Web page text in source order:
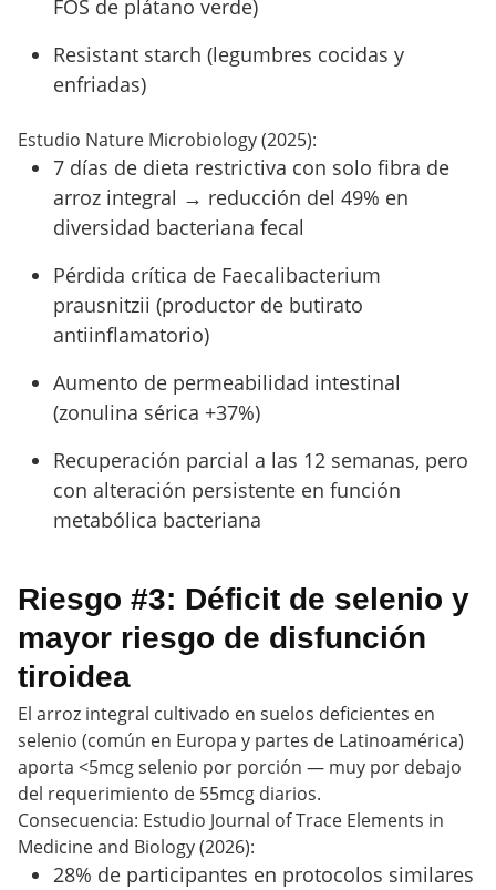
FOS de plátano verde)
Resistant starch (legumbres cocidas y
enfriadas)
Estudio Nature Microbiology (2025):
7 días de dieta restrictiva con solo fibra de
arroz integral → reducción del 49% en
diversidad bacteriana fecal
Pérdida crítica de Faecalibacterium
prausnitzii (productor de butirato
antiinflamatorio)
Aumento de permeabilidad intestinal
(zonulina sérica +37%)
Recuperación parcial a las 12 semanas, pero
con alteración persistente en función
metabólica bacteriana
Riesgo #3: Déficit de selenio y
mayor riesgo de disfunción
tiroidea
El arroz integral cultivado en suelos deficientes en
selenio (común en Europa y partes de Latinoamérica)
aporta <5mcg selenio por porción — muy por debajo
del requerimiento de 55mcg diarios.
Consecuencia: Estudio Journal of Trace Elements in
Medicine and Biology (2026):
28% de participantes en protocolos similares